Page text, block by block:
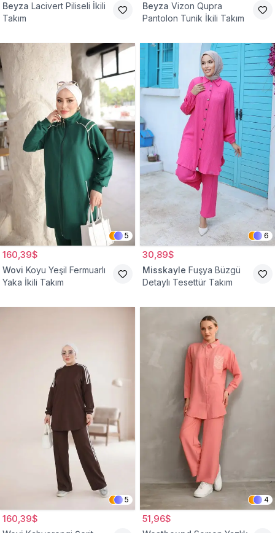
Beyza Lacivert Piliseli İkili
Takım
Beyza Vizon Qupra
Pantolon Tunik İkili Takım
5
160,39$
Wovi Koyu Yeşil Fermuarlı
Yaka İkili Takım
6
30,89$
Misskayle Fuşya Büzgü
Detaylı Tesettür Takım
5
160,39$
4
51,96$